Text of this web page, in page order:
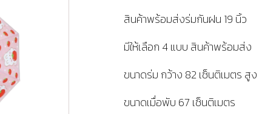
สินค้าพร้อมส่งร่มกันฝน 19 นิ้ว
มีให้เลือก 4 แบบ สินค้าพร้อมส่ง
ขนาดร่ม กว้าง 82 เซ็นติเมตร สูง
ขนาดเมื่อพับ 67 เซ็นติเมตร